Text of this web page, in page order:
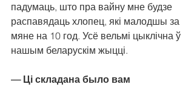
падумаць, што пра вайну мне будзе
распавядаць хлопец, які малодшы за
мяне на 10 год. Усё вельмі цыклічна ў
нашым беларускім жыцці.
— Ці складана было вам